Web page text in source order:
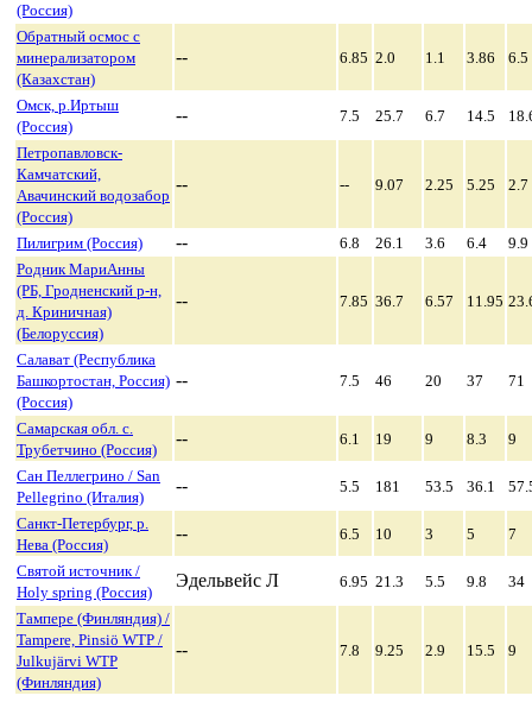
(Россия)
Обратный осмос с
минерализатором
(Казахстан)
-- 6.85 2.0 1.1 3.86 6.5
Омск, р.Иртыш
(Россия)
-- 7.5 25.7 6.7 14.5
Петропавловск-
Камчатский,
Авачинский водозабор
(Россия)
-- -- 9.07 2.25 5.25 2.7
Пилигрим (Россия) -- 6.8 26.1 3.6 6.4
9.9
Родник МариАнны
(РБ, Гродненский р-н,
д. Криничная)
(Белоруссия)
-- 7.85 36.7 6.57 11.95
Салават (Республика
Башкортостан, Россия)
(Россия)
-- 7.5 46 20 37 71
Самарская обл. с.
Трубетчино (Россия)
-- 6.1 19 9 8.3 9
Сан Пеллегрино / San
Pellegrino (Италия)
-- 5.5 181 53.5 36.1
Санкт-Петербург, р.
Нева (Россия)
-- 6.5 10 3 5 7
Святой источник /
Holy spring (Россия)
Эдельвейс Л 6.95 21.3 5.5 9.8 34
Тампере (Финляндия) /
Tampere, Pinsiö WTP /
Julkujärvi WTP
(Финляндия)
-- 7.8 9.25 2.9 15.5 9